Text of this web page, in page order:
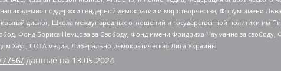
академия поддержки гендерной демократии и миротворчества, Форум имени
диалог, Школа международных отношений и государственной политики им
Фонд Бориса Немцова за Свободу, Фонд имени Фридриха Науманна за свободу,
Хаус, СОТА медиа, Либерально-демократическая Лига Украины
данные на 13.05.2024